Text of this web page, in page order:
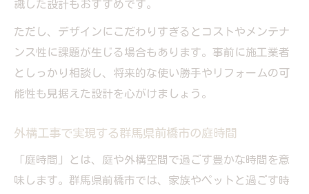
識した設計もおすすめです。
ただし、デザインにこだわりすぎるとコストやメンテナ
ンス性に課題が生じる場合もあります。事前に施工業者
としっかり相談し、将来的な使い勝手やリフォームの可
能性も見据えた設計を心がけましょう。
外構工事で実現する群馬県前橋市の庭時間
「庭時間」とは、庭や外構空間で過ごす豊かな時間を意
味します。群馬県前橋市では、家族やペットと過ごす時